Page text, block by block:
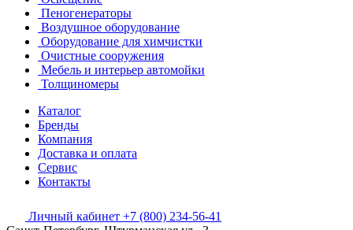
Пеногенераторы
Воздушное оборудование
Оборудование для химчистки
Очистные сооружения
Мебель и интерьер автомойки
Толщиномеры
Каталог
Бренды
Компания
Доставка и оплата
Сервис
Контакты
Личный кабинет +7 (800) 234-56-41